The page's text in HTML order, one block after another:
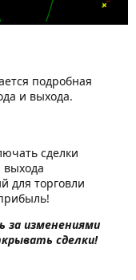
подробная
и выхода.
сделки
выхода
для торговли
за изменениями
сделки!